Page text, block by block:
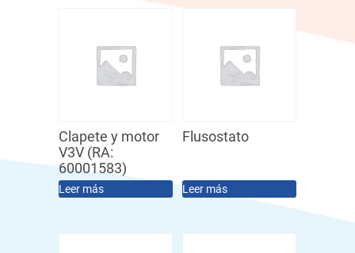
Clapete y motor
V3V (RA:
60001583)
Leer más
Flusostato
Leer más